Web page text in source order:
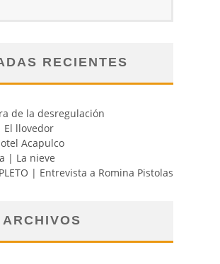
RECIENTES
de la desregulación
El llovedor
Acapulco
| La nieve
| Entrevista a Romina Pistolas
ARCHIVOS